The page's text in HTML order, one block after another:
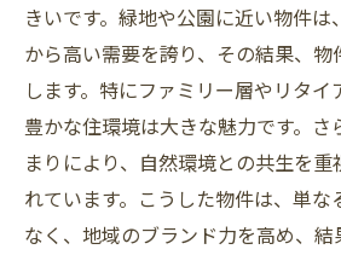
きいです。緑地や公園に近い物件
から高い需要を誇り、その結果、
します。特にファミリー層やリタイ
豊かな住環境は大きな魅力です。さ
まりにより、自然環境との共生を
れています。こうした物件は、単な
なく、地域のブランド力を高め、